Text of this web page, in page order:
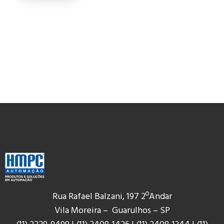
Rua Rafael Balzani, 197 2ºAndar
Vila Moreira – Guarulhos – SP